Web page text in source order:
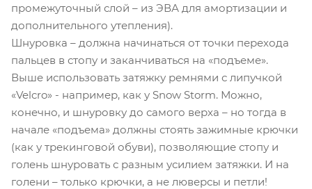
промежуточный слой – из ЭВА для амортизации и
дополнительного утепления).
Шнуровка – должна начинаться от точки перехода
пальцев в стопу и заканчиваться на «подъеме».
Выше использовать затяжку ремнями с липучкой
«Velcro» - например, как у Snow Storm. Можно,
конечно, и шнуровку до самого верха – но тогда в
начале «подъема» должны стоять зажимные крючки
(как у трекинговой обуви), позволяющие стопу и
голень шнуровать с разным усилием затяжки. И на
голени – только крючки, а не люверсы и петли!